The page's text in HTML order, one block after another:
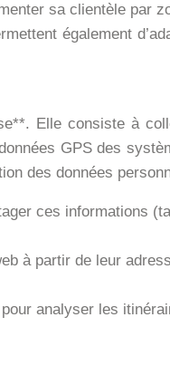
sa clientèle par
également
Elle consiste à
GPS des
des données
ces informations
à partir de leur
analyser les